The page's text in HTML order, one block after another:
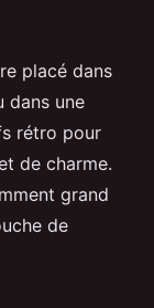
placé dans
dans une
rétro pour
de charme.
grand
de